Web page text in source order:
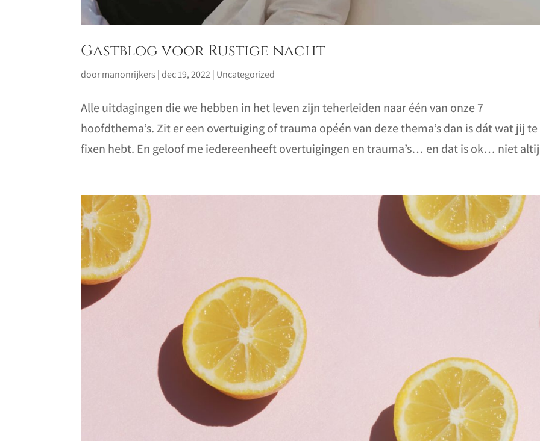
Gastblog voor Rustige nacht
doormanonrijkers |dec 19, 2022| Uncategorized
Alle uitdagingen die we hebben in het leven zijn teherleiden naar één van onze 7
hoofdthema’s. Zit er een overtuiging of trauma opéén van deze thema’s dan is dát wat jij te
fixen hebt. En geloof me iedereenheeft overtuigingen en trauma’s… en dat is ok… niet